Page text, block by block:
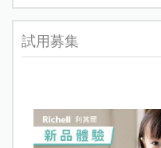
試用募集